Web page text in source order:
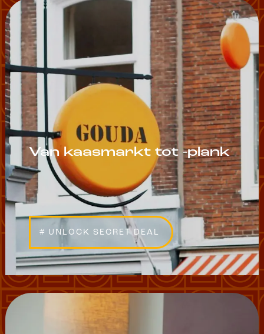
Van kaasmarkt tot -plank
# UNLOCK SECRET DEAL